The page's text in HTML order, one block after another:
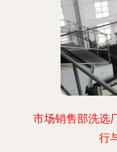
市场销售部洗选
行